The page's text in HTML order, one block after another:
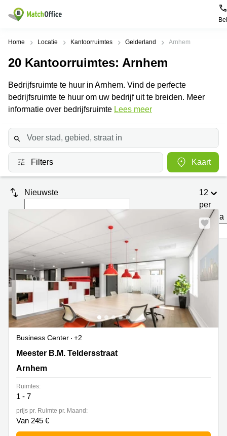
Bel
Huren / Verhuren
Productpagina's
Kantoorruimten
Business
Centers
Coworking
Spaces
Vergaderruimten
Virtueel
Kantoor
Populaire
Alkmaar
Amsterdam
Amsterdam
Westpoort
Bergen
op
Hengelo
Hilversum
Hoofddorp
Rotterdam
Tiel
Tilburg
Zwolle
Westpoort
Populaire
Kantoorruimte
in Breda
huren
Bergen
op
Zoom
Kantoor
Tiel
Bodegraven-
Reeuwijk
Business
center
Arnhem
Business
center
Amsterdam
Westpoort
Business
Hilversum
Business
center
Den
Haag
Coworking
Help
Over ons
Huurprijs
Log in
Home Locatie Kantoorruimtes Gelderland Arnhem
20 Kantoorruimtes: Arnhem
Bedrijfsruimte te huur in Arnhem. Vind de perfecte
bedrijfsruimte te huur om uw bedrijf uit te breiden. Meer
informatie over bedrijfsruimte Lees meer
Filters Kaart
Nieuwste
12
per
pagina
Business Center
+2
Meester B.M. Teldersstraat 7, Arnhem
Meester B.M. Teldersstraat
Arnhem
Ruimtes:
1 - 7
prijs pr. Ruimte pr. Maand:
Van 245 €